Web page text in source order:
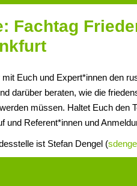
Fachtag
Euch und Expert*innen den
darüber beraten, wie die
müssen. Haltet Euch den
und Referent*innen und
ist Stefan Dengel (